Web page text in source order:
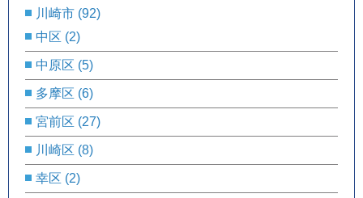
川崎市 (92)
中区 (2)
中原区 (5)
多摩区 (6)
宮前区 (27)
川崎区 (8)
幸区 (2)